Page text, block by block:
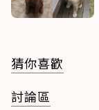
猜你喜歡
討論區